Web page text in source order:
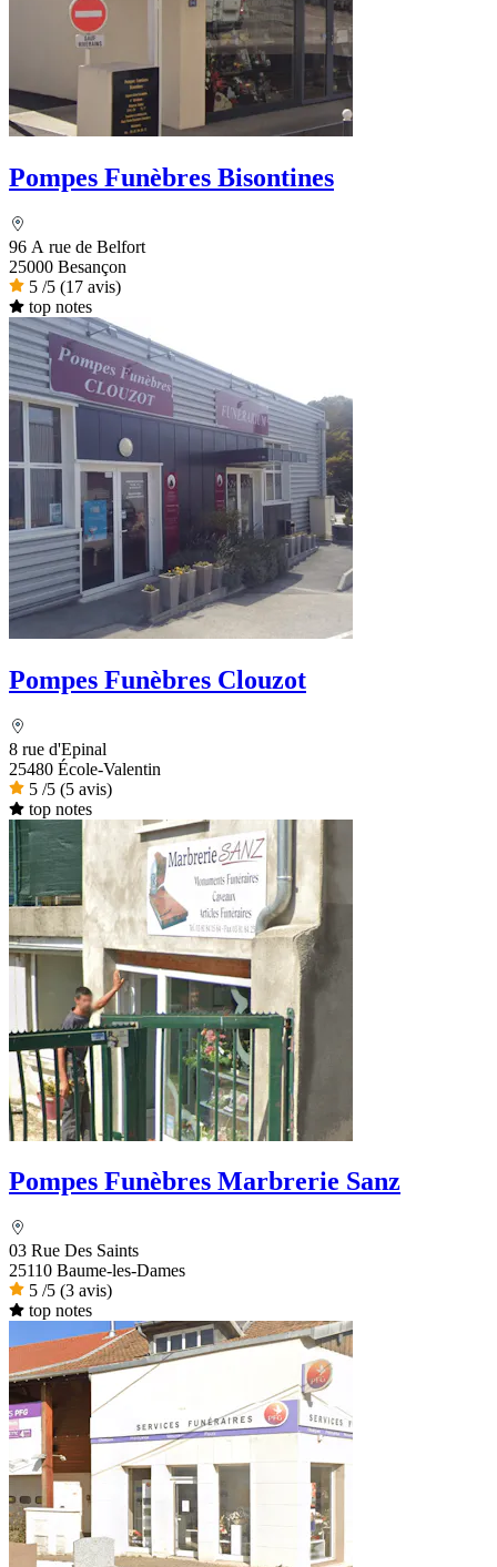
Pompes Funèbres Bisontines
96 A rue de Belfort
25000 Besançon
5 /5 (17 avis)
top notes
Pompes Funèbres Clouzot
8 rue d'Epinal
25480 École-Valentin
5 /5 (5 avis)
top notes
Pompes Funèbres Marbrerie Sanz
03 Rue Des Saints
25110 Baume-les-Dames
5 /5 (3 avis)
top notes